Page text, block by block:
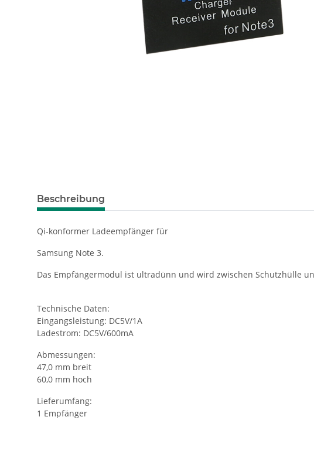
Beschreibung
Qi-konformer Ladeempfänger für
Samsung Note 3.
Das Empfängermodul ist ultradünn und wird zwischen Schutzhülle
Technische Daten:
Eingangsleistung: DC5V/1A
Ladestrom: DC5V/600mA
Abmessungen:
47,0 mm breit
60,0 mm hoch
Lieferumfang:
1 Empfänger